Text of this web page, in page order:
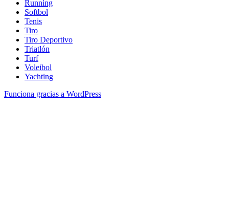
Running
Softbol
Tenis
Tiro
Tiro Deportivo
Triatlón
Turf
Voleibol
Yachting
Funciona gracias a WordPress